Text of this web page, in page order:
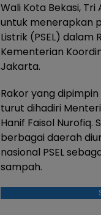
Wali Kota Bekasi,
untuk menerapkan
Listrik (PSEL)
Kementerian
Jakarta.
Rakor yang dipimpin
turut dihadiri
Hanif Faisol
berbagai daerah
nasional PSEL
sampah.